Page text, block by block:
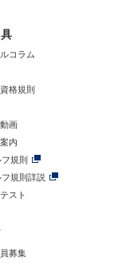
コラム
格規則
画
内
規則
規則詳説
スト
募集